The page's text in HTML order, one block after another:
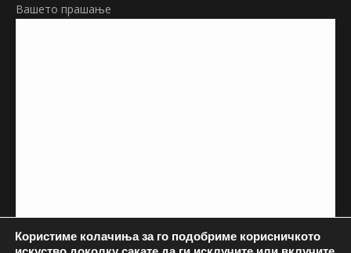
Вашето прашање
Користиме колачиња за го подобриме корисничкото